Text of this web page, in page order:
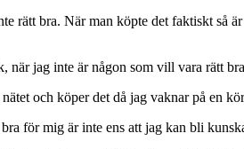
rätt bra. När man köpte det faktiskt så
när jag inte är någon som vill vara rätt
och köper det då jag vaknar på en
för mig är inte ens att jag kan bli